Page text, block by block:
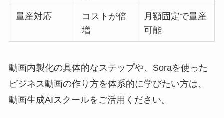
量産対応
コストが倍
増
月額固定で量産
可能
動画内製化の具体的なステップや、Soraを使った
ビジネス動画の作り方を体系的に学びたい方は、
動画生成AIスクールをご活用ください。